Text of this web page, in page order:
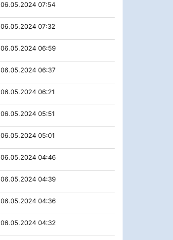
06.05.2024 07:54
06.05.2024 07:32
06.05.2024 06:59
06.05.2024 06:37
06.05.2024 06:21
06.05.2024 05:51
06.05.2024 05:01
06.05.2024 04:46
06.05.2024 04:39
06.05.2024 04:36
06.05.2024 04:32